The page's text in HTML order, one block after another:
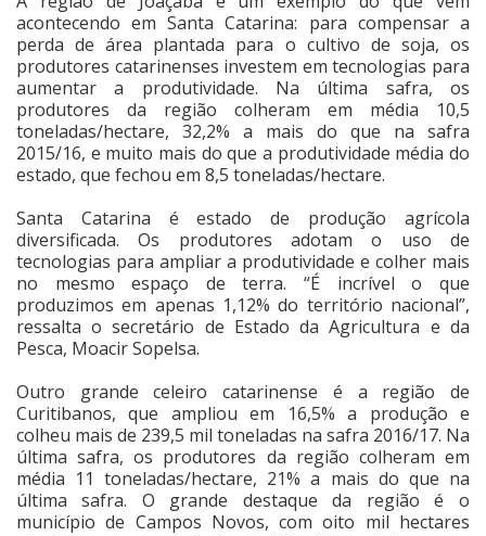
Anuncie
Fale Conosco
acontecendo em Santa Catarina: para compensar a
perda de área plantada para o cultivo de soja, os
produtores catarinenses investem em tecnologias para
aumentar a produtividade. Na última safra, os
produtores da região colheram em média 10,5
toneladas/hectare, 32,2% a mais do que na safra
2015/16, e muito mais do que a produtividade média do
estado, que fechou em 8,5 toneladas/hectare.
Santa Catarina é estado de produção agrícola
diversificada. Os produtores adotam o uso de
tecnologias para ampliar a produtividade e colher mais
no mesmo espaço de terra. “É incrível o que
produzimos em apenas 1,12% do território nacional”,
ressalta o secretário de Estado da Agricultura e da
Pesca, Moacir Sopelsa.
Outro grande celeiro catarinense é a região de
Curitibanos, que ampliou em 16,5% a produção e
colheu mais de 239,5 mil toneladas na safra 2016/17. Na
última safra, os produtores da região colheram em
média 11 toneladas/hectare, 21% a mais do que na
última safra. O grande destaque da região é o
município de Campos Novos, com oito mil hectares